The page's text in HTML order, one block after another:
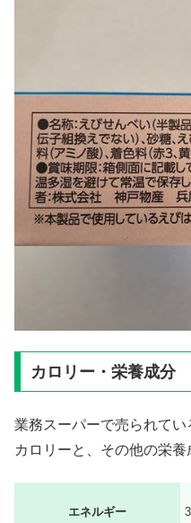
カロリー・栄養成分
業務スーパーで売られて
カロリーと、その他の栄養
エネルギー